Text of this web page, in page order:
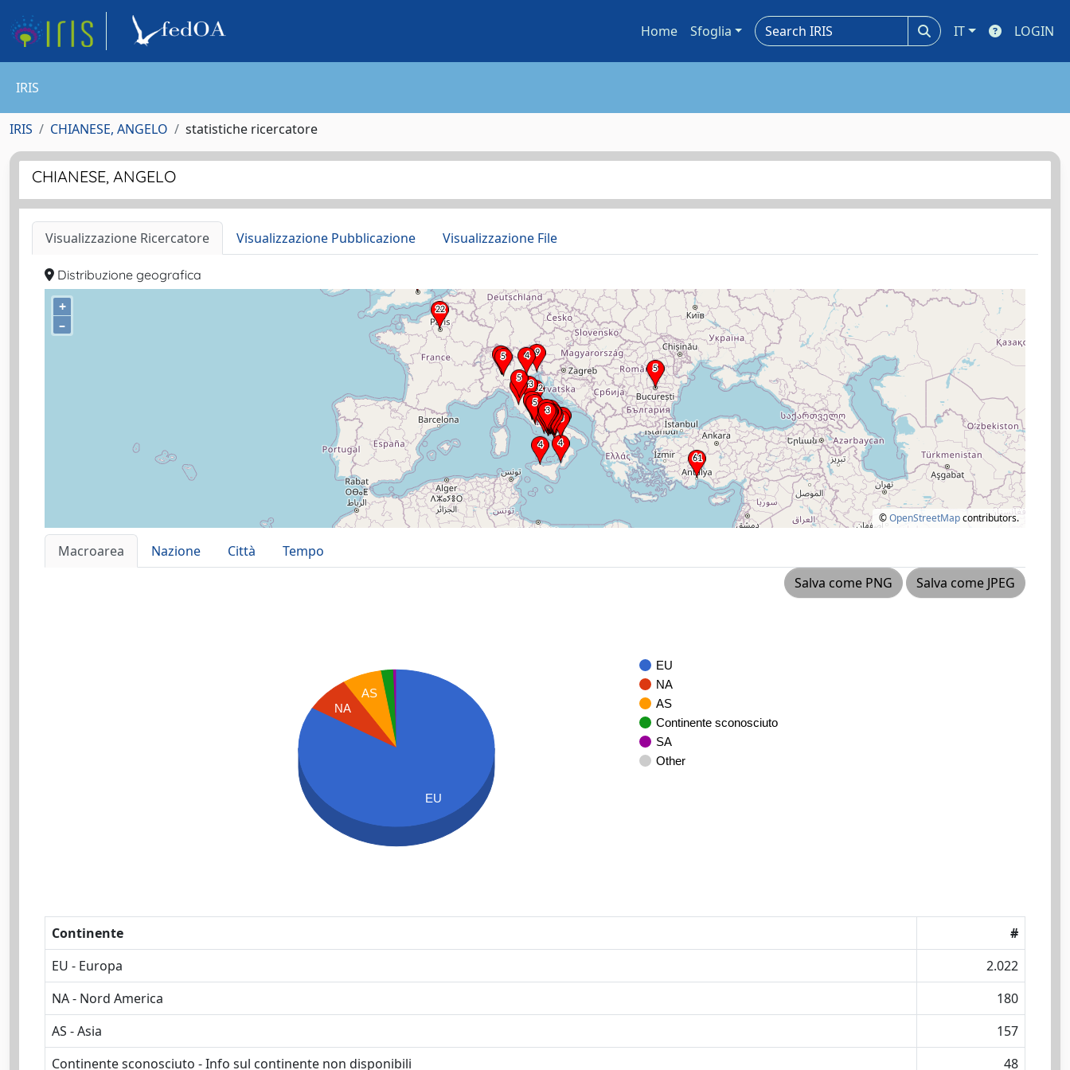
Home Sfoglia IT LOGIN
IRIS
IRIS CHIANESE, ANGELO statistiche ricercatore
CHIANESE, ANGELO
Visualizzazione Ricercatore Visualizzazione Pubblicazione Visualizzazione File
Distribuzione geografica
+
–
©OpenStreetMapcontributors.
Macroarea Nazione Città
Tempo
Salva come PNG
Salva come JPEG
EU
NA
AS
Continente sconosciuto
SA
Other
AS
NA
EU
Continente
#
EU - Europa
2.022
NA - Nord America
180
AS - Asia
157
Continente sconosciuto - Info sul continente non disponibili
48